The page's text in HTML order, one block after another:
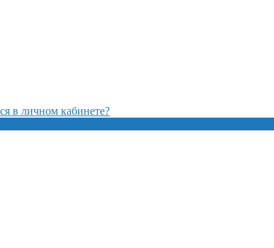
в личном кабинете?